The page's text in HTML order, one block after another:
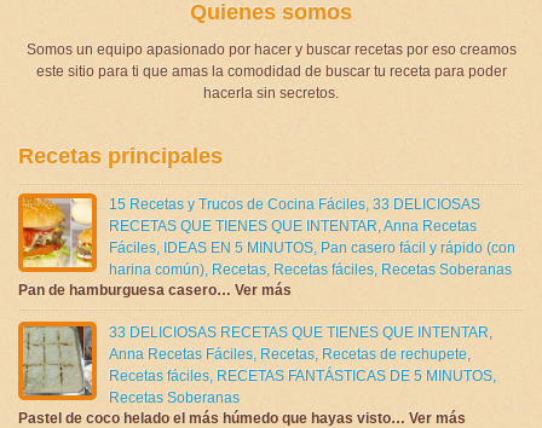
Quienes somos
Somos un equipo apasionado por hacer y buscar recetas por eso creamos
este sitio para ti que amas la comodidad de buscar tu receta para poder
hacerla sin secretos.
Recetas principales
15 Recetas y Trucos de Cocina Fáciles, 33 DELICIOSAS
RECETAS QUE TIENES QUE INTENTAR,Anna Recetas
Fáciles, IDEAS EN 5 MINUTOS, Pan casero fácil y rápido (con
harina común), Recetas, Recetas fáciles, Recetas Soberanas
Pan de hamburguesa casero… Ver más
33 DELICIOSAS RECETAS QUE TIENES QUE INTENTAR,
Anna Recetas Fáciles, Recetas, Recetas de rechupete,
Recetas fáciles, RECETAS FANTÁSTICAS DE 5 MINUTOS,
Recetas Soberanas
Pastel de coco helado el más húmedo que hayas visto… Ver más